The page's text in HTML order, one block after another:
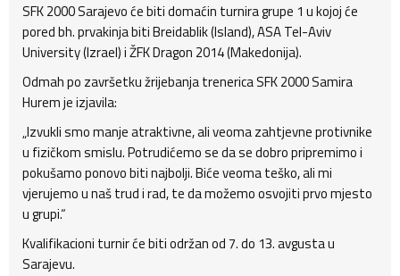
SFK 2000 Sarajevo će biti domaćin turnira grupe 1 u kojoj će
pored bh. prvakinja biti Breidablik (Island), ASA Tel-Aviv
University (Izrael) i ŽFK Dragon 2014 (Makedonija).
Odmah po završetku žrijebanja trenerica SFK 2000 Samira
Hurem je izjavila:
„Izvukli smo manje atraktivne, ali veoma zahtjevne protivnike
u fizičkom smislu. Potrudićemo se da se dobro pripremimo i
pokušamo ponovo biti najbolji. Biće veoma teško, ali mi
vjerujemo u naš trud i rad, te da možemo osvojiti prvo mjesto
u grupi.“
Kvalifikacioni turnir će biti održan od 7. do 13. avgusta u
Sarajevu.